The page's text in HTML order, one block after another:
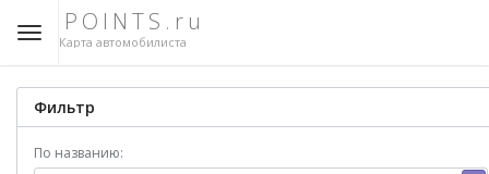
POINTS.ru
Карта автомобилиста
Фильтр
По названию: